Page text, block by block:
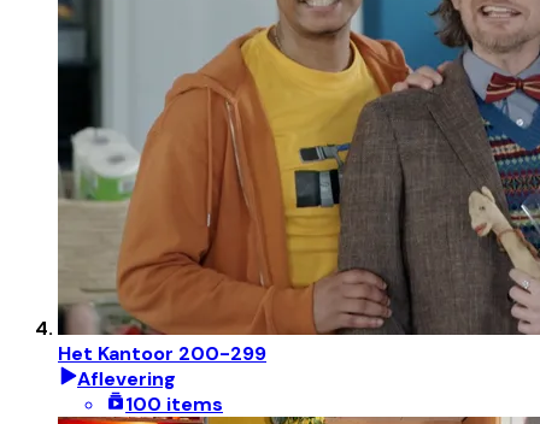
Het Kantoor 200-299
Aflevering
100 items